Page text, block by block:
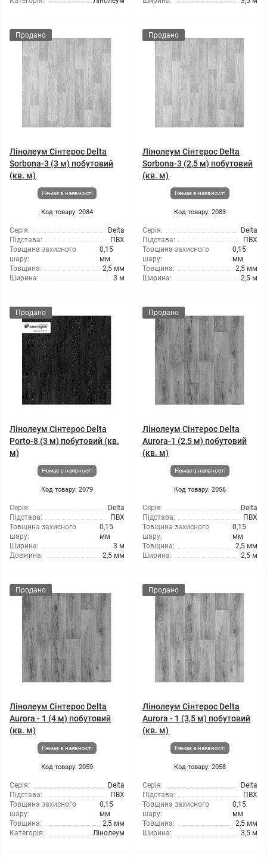
Продано
Лінолеум Сінтерос Delta
Sorbona-3 (3 м) побутовий
(кв. м)
Немає в наявності
Код товару: 2084
Серія:
Delta
Підстава:
ПВХ
Товщина захисного
шару:
0,15
мм
Товщина:
2,5 мм
Ширина:
3 м
Продано
Лінолеум Сінтерос Delta
Sorbona-3 (2,5 м) побутовий
(кв. м)
Немає в наявності
Код товару: 2083
Серія:
Delta
Підстава:
ПВХ
Товщина захисного
шару:
0,15
мм
Товщина:
2,5 мм
Ширина:
2,5 м
Продано
Лінолеум Сінтерос Delta
Porto-8 (3 м) побутовий (кв.
м)
Немає в наявності
Код товару: 2079
Серія:
Delta
Підстава:
ПВХ
Товщина захисного
шару:
0,15
мм
Ширина:
3 м
Довжина:
2,5 мм
Продано
Лінолеум Сінтерос Delta
Aurora-1 (2,5 м) побутовий
(кв. м)
Немає в наявності
Код товару: 2056
Серія:
Delta
Підстава:
ПВХ
Товщина захисного
шару:
0,15
мм
Товщина:
2,5 мм
Ширина:
2,5 м
Продано
Лінолеум Сінтерос Delta
Aurora - 1 (4 м) побутовий
(кв. м)
Немає в наявності
Код товару: 2059
Серія:
Delta
Підстава:
ПВХ
Товщина захисного
шару:
0,15
мм
Товщина:
2,5 мм
Категорія:
Лінолеум
Продано
Лінолеум Сінтерос Delta
Aurora - 1 (3,5 м) побутовий
(кв. м)
Немає в наявності
Код товару: 2058
Серія:
Delta
Підстава:
ПВХ
Товщина захисного
шару:
0,15
мм
Товщина:
2,5 мм
Ширина:
3,5 м